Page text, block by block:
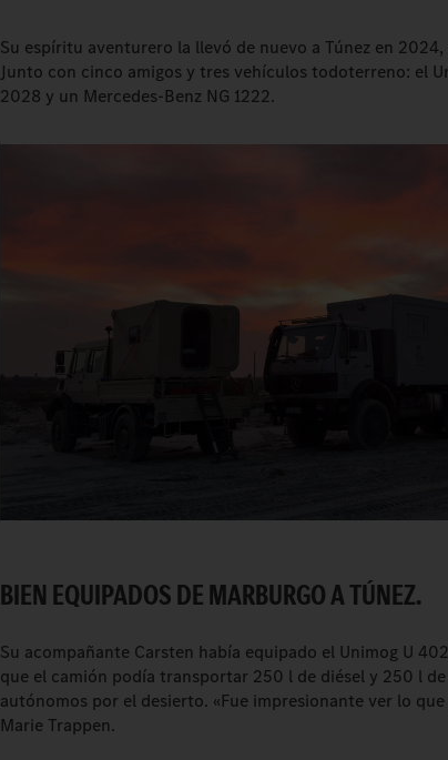
Su espíritu aventurero la llevó de nuevo a Túnez en
Junto con cinco amigos y tres vehículos todoterreno: el
2028 y un Mercedes-Benz NG 1222.
BIEN EQUIPADOS DE MARBURGO A TÚNEZ.
Su acompañante Carsten había equipado el Unimog U
que el camión podía transportar 250 l de diésel y 250 l
autónomos por el desierto. «Fue impresionante ver lo
Marie Trappen.